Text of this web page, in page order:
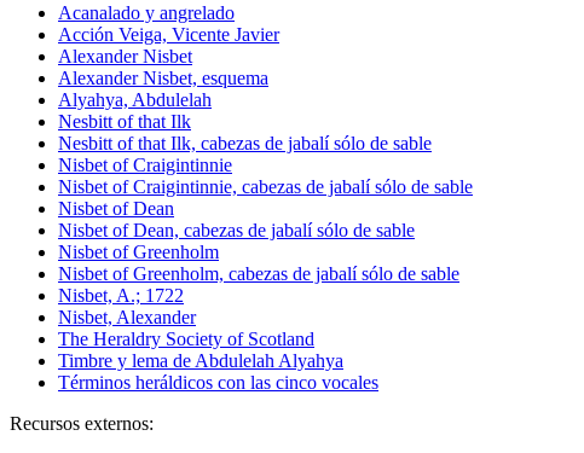
Acanalado y angrelado
Acción Veiga, Vicente Javier
Alexander Nisbet
Alexander Nisbet, esquema
Alyahya, Abdulelah
Nesbitt of that Ilk
Nesbitt of that Ilk, cabezas de jabalí sólo de sable
Nisbet of Craigintinnie
Nisbet of Craigintinnie, cabezas de jabalí sólo de sable
Nisbet of Dean
Nisbet of Dean, cabezas de jabalí sólo de sable
Nisbet of Greenholm
Nisbet of Greenholm, cabezas de jabalí sólo de sable
Nisbet, A.; 1722
Nisbet, Alexander
The Heraldry Society of Scotland
Timbre y lema de Abdulelah Alyahya
Términos heráldicos con las cinco vocales
Recursos externos: